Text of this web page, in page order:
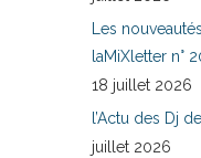
Les
laMiXletter n°
18 juillet 2026
l’Actu des Dj
juillet 2026